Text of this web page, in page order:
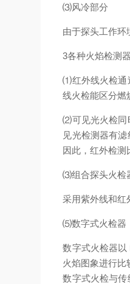
⑶风冷部分
由于探头工作环
3各种火焰检测
⑴红外线火检通
线火检能区分燃
⑵可见光火检同
见光检测器有
因此，红外检测
⑶组合探头火检
采用紫外线和红
⑸数字式火检器
数字式火检器
火焰图象进行比
数字式火检与